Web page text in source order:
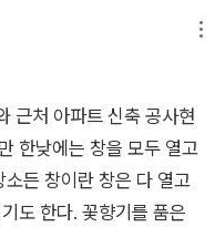
으로 깊숙이 파고들고 어
다. 지난 겨울 눈이 오는
일을 확인하려 컴퓨터에
을 클릭하고 있었다. 의도
일 따위는. 그래서 반가
사회』로 만난 박시하는
근처 아파트 신축 공사현
한낮에는 창을 모두 열고
든 창이란 창은 다 열고
도 한다. 꽃향기를 품은